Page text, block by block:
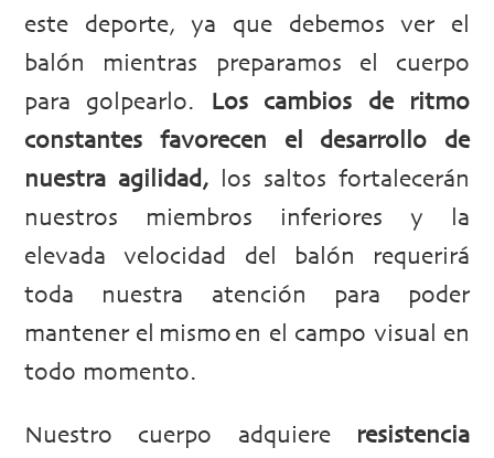
este deporte, ya que debemos ver el
balón mientras preparamos el cuerpo
para golpearlo.
Los cambios de ritmo
constantes favorecen el desarrollo de
nuestra agilidad,
los saltos fortalecerán
nuestros miembros inferiores y la
elevada velocidad del balón requerirá
toda nuestra atención para poder
mantener el mismo en el campo visual en
todo momento.
Nuestro cuerpo adquiere resistencia